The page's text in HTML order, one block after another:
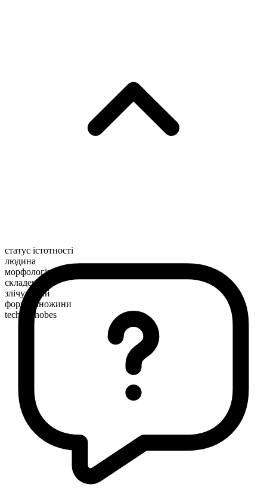
статус істотності
людина
морфологічна будова
складене
злічуваний
форма множини
technophobes